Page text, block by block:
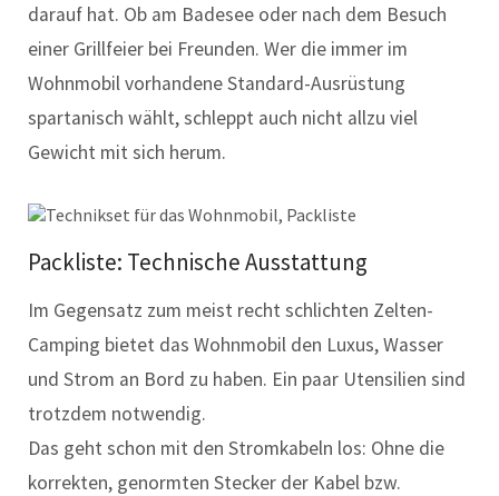
darauf hat. Ob am Badesee oder nach dem Besuch
einer Grillfeier bei Freunden. Wer die immer im
Wohnmobil vorhandene Standard-Ausrüstung
spartanisch wählt, schleppt auch nicht allzu viel
Gewicht mit sich herum.
Packliste: Technische Ausstattung
Im Gegensatz zum meist recht schlichten Zelten-
Camping bietet das Wohnmobil den Luxus, Wasser
und Strom an Bord zu haben. Ein paar Utensilien sind
trotzdem notwendig.
Das geht schon mit den Stromkabeln los: Ohne die
korrekten, genormten Stecker der Kabel bzw.